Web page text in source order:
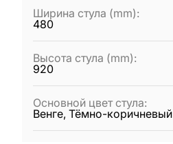
Ширина стула (mm):
480
Высота стула (mm):
920
Основной цвет стула:
Венге, Тёмно-коричневый